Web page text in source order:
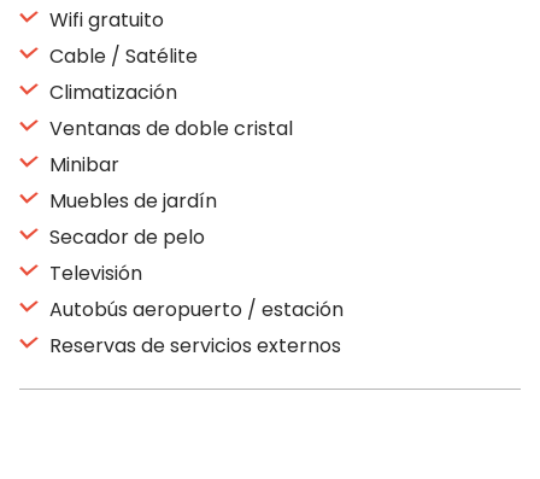
Wifi gratuito
Cable / Satélite
Climatización
Ventanas de doble cristal
Minibar
Muebles de jardín
Secador de pelo
Televisión
Autobús aeropuerto / estación
Reservas de servicios externos